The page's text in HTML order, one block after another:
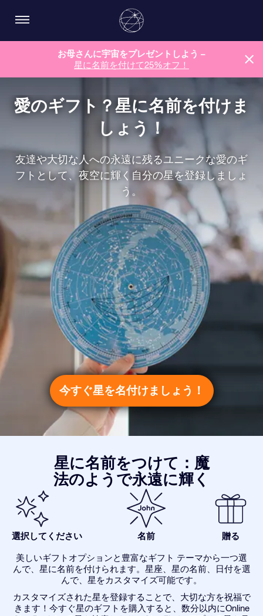
お母さんに宇宙をプレゼントしよう –
星に名前を付けて25%オフ！
愛のギフト？星に名前を付けま
しょう！
友達や大切な人への永遠に残るユニークな愛のギ
フトとして、夜空に輝く自分の星を登録しましょ
う。
今すぐ星を名付けましょう！
星に名前をつけて：魔
法のようで永遠に輝く
選択してください 名前 贈る
美しいギフトオプションと豊富なギフト テーマから一つ選
んで、星に名前を付けられます。星座、星の名前、日付を選
んで、星をカスタマイズ可能です。
カスタマイズされた星を登録することで、大切な方を祝福で
きます！今すぐ星のギフトを購入すると、数分以内にOnline